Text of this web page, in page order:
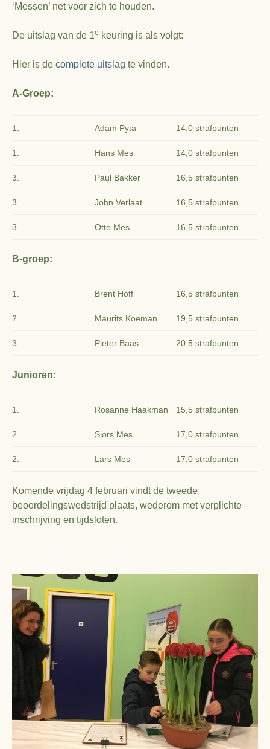
‘Messen’ net voor zich te houden.
De uitslag van de 1e keuring is als volgt:
Hier is de complete uitslag te vinden.
A-Groep:
1. Adam Pyta 14,0 strafpunten
1. Hans Mes 14,0 strafpunten
3. Paul Bakker 16,5 strafpunten
3. John Verlaat 16,5 strafpunten
3. Otto Mes 16,5 strafpunten
B-groep:
1. Brent Hoff 16,5 strafpunten
2. Maurits Koeman 19,5 strafpunten
3. Pieter Baas 20,5 strafpunten
Junioren:
1. Rosanne Haakman 15,5 strafpunten
2. Sjors Mes 17,0 strafpunten
2. Lars Mes 17,0 strafpunten
Komende vrijdag 4 februari vindt de tweede
beoordelingswedstrijd plaats, wederom met verplichte
inschrijving en tijdsloten.